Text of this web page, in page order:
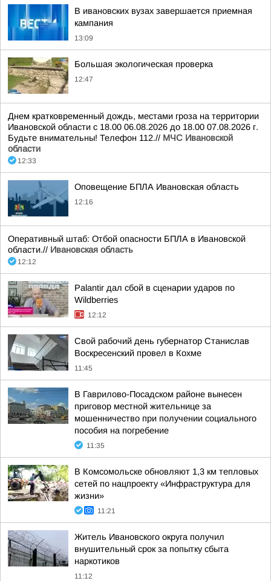
В ивановских вузах завершается приемная
кампания
13:09
Большая экологическая проверка
12:47
Днем кратковременный дождь, местами гроза на территории
Ивановской области с 18.00 06.08.2026 до 18.00 07.08.2026 г.
Будьте внимательны! Телефон 112.// МЧС Ивановской
области
12:33
Оповещение БПЛА Ивановская область
12:16
Оперативный штаб: Отбой опасности БПЛА в Ивановской
области.// Ивановская область
12:12
Palantir дал сбой в сценарии ударов по
Wildberries
12:12
Свой рабочий день губернатор Станислав
Воскресенский провел в Кохме
11:45
В Гаврилово-Посадском районе вынесен
приговор местной жительнице за
мошенничество при получении социального
пособия на погребение
11:35
В Комсомольске обновляют 1,3 км тепловых
сетей по нацпроекту «Инфраструктура для
жизни»
11:21
Житель Ивановского округа получил
внушительный срок за попытку сбыта
наркотиков
11:12